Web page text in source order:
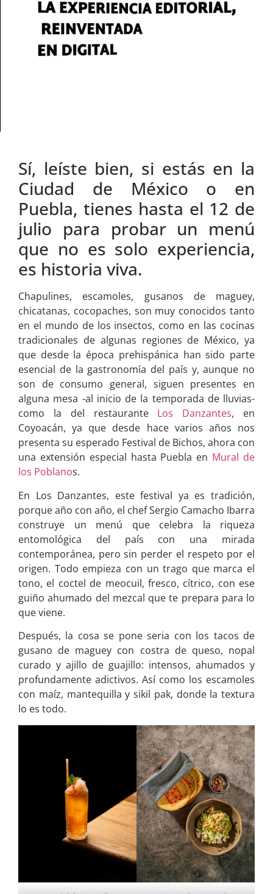
Sí, leíste bien, si estás en la
Ciudad de México o en
Puebla, tienes hasta el 12 de
julio para probar un menú
que no es solo experiencia,
es historia viva.
Chapulines, escamoles, gusanos de maguey,
chicatanas, cocopaches, son muy conocidos tanto
en el mundo de los insectos, como en las cocinas
tradicionales de algunas regiones de México, ya
que desde la época prehispánica han sido parte
esencial de la gastronomía del país y, aunque no
son de consumo general, siguen presentes en
alguna mesa -al inicio de la temporada de lluvias-
como la del restaurante Los Danzantes, en
Coyoacán, ya que desde hace varios años nos
presenta su esperado Festival de Bichos, ahora con
una extensión especial hasta Puebla en Mural de
los Poblanos.
En Los Danzantes, este festival ya es tradición,
porque año con año, el chef Sergio Camacho Ibarra
construye un menú que celebra la riqueza
entomológica del país con una mirada
contemporánea, pero sin perder el respeto por el
origen. Todo empieza con un trago que marca el
tono, el coctel de meocuil, fresco, cítrico, con ese
guiño ahumado del mezcal que te prepara para lo
que viene.
Después, la cosa se pone seria con los tacos de
gusano de maguey con costra de queso, nopal
curado y ajillo de guajillo: intensos, ahumados y
profundamente adictivos. Así como los escamoles
con maíz, mantequilla y sikil pak, donde la textura
lo es todo.